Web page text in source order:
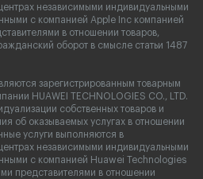
независимыми индивидуальными
с компанией Apple Inc компанией
в отношении товаров,
оборот в смысле статьи 1487
зарегистрированным товарным
HUAWEI TECHNOLOGIES CO., LTD.
собственных товаров и
об оказываемых услугах в отношении
услуги выполняются в
независимыми индивидуальными
с компанией Huawei Technologies
представителями в отношении